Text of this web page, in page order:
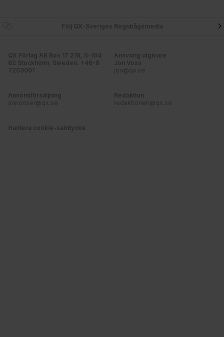
Följ QX-Sveriges Regnbågsmedia
QX Förlag AB Box 17 218, S-104
62 Stockholm, Sweden. +46-8
7203001
Ansvarig utgivare
Jon Voss
jon@qx.se
Annonsförsäljning
annonser@qx.se
Redaktion
redaktionen@qx.se
Hantera cookie-samtycke